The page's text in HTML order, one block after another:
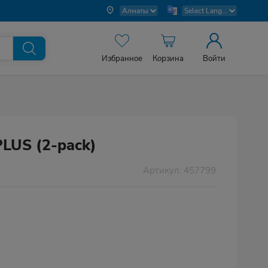
Избранное Корзина Войти
(2-pack)
Артикул: 457799